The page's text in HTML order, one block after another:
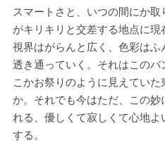
スマートさと、いつの間にか
がキリキリと交差する地点に現
視界はがらんと広く、色彩は
透き通っていく。それはこの
こかお祭りのように見えてい
か。それでも今はただ、この
れる、優しくて寂しくて心地
する。